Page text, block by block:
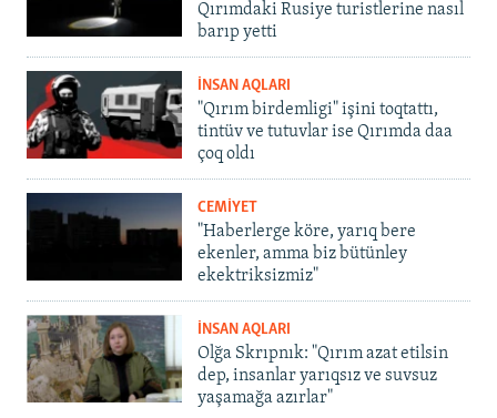
Qırımdaki Rusiye turistlerine nasıl
barıp yetti
İNSAN AQLARI
"Qırım birdemligi" işini toqtattı,
tintüv ve tutuvlar ise Qırımda daa
çoq oldı
CEMİYET
"Haberlerge köre, yarıq bere
ekenler, amma biz bütünley
ekektriksizmiz"
İNSAN AQLARI
Olğa Skrıpnık: "Qırım azat etilsin
dep, insanlar yarıqsız ve suvsuz
yaşamağa azırlar"